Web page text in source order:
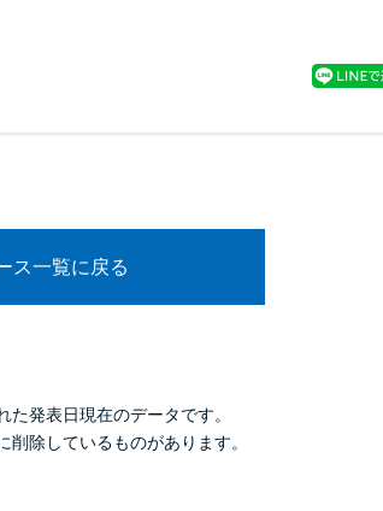
ス一覧に戻る
発表日現在のデータです。
除しているものがあります。